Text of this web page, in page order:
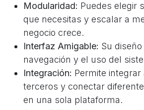
Modularidad: Puedes elegir
que necesitas y escalar a
negocio crece.
Interfaz Amigable: Su
navegación y el uso del
Integración: Permite integrar
terceros y conectar
en una sola plataforma.